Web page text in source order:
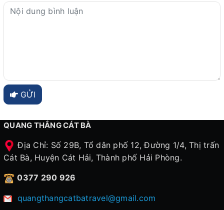
GỬI
QUANG THẮNG CÁT BÀ
Địa Chỉ: Số 29B, Tổ dân phố 12, Đường 1/4, Thị trấn
Cát Bà, Huyện Cát Hải, Thành phố Hải Phòng.
0377 290 926
quangthangcatbatravel@gmail.com